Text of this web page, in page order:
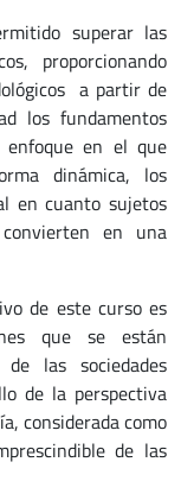
superar las
proporcionando
a partir de
los fundamentos
en el que
dinámica, los
en cuanto sujetos
en una
de este curso es
que se están
las sociedades
de la perspectiva
considerada como
de las